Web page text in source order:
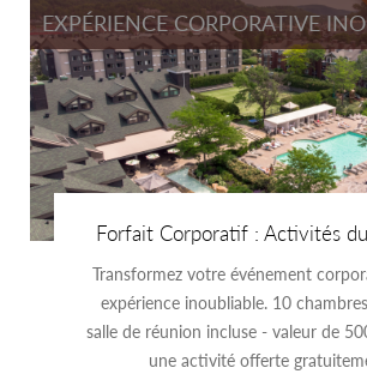
EXPÉRIENCE CORPORATIVE
Forfait Corporatif : Activités
Transformez votre événement
expérience inoubliable. 10
salle de réunion incluse - valeur de
une activité offerte